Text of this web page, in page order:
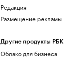
Редакция
Размещение рекламы
Другие продукты РБК
Облако для бизнеса